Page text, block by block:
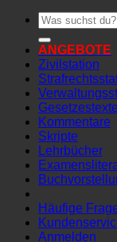
Suchen
nach:
ANGEBOTE
Zivilstation
Kommentare
Skripte
Lehrbücher
Häufige
Anmelden